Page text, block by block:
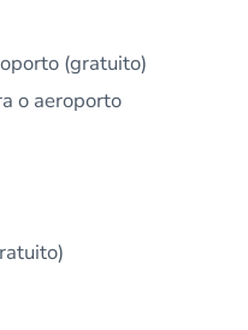
(gratuito)
o aeroporto